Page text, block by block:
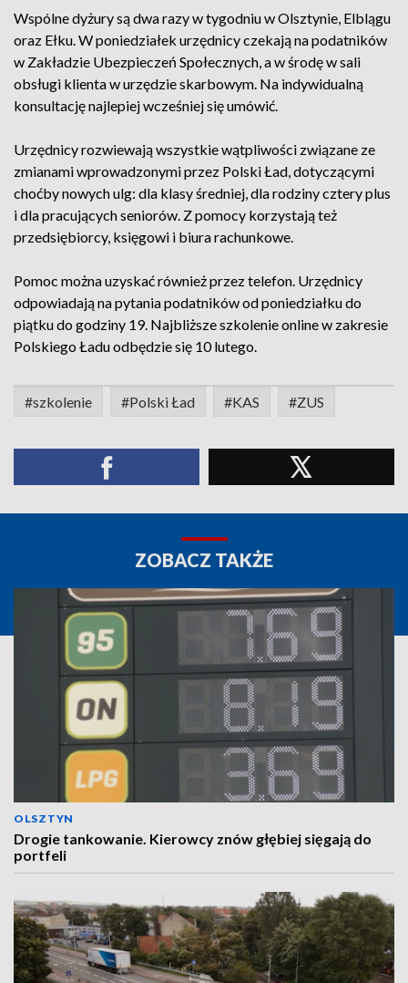
Wspólne dyżury są dwa razy w tygodniu w Olsztynie, Elblągu
oraz Ełku. W poniedziałek urzędnicy czekają na podatników
w Zakładzie Ubezpieczeń Społecznych, a w środę w sali
obsługi klienta w urzędzie skarbowym. Na indywidualną
konsultację najlepiej wcześniej się umówić.
Urzędnicy rozwiewają wszystkie wątpliwości związane ze
zmianami wprowadzonymi przez Polski Ład, dotyczącymi
choćby nowych ulg: dla klasy średniej, dla rodziny cztery plus
i dla pracujących seniorów. Z pomocy korzystają też
przedsiębiorcy, księgowi i biura rachunkowe.
Pomoc można uzyskać również przez telefon. Urzędnicy
odpowiadają na pytania podatników od poniedziałku do
piątku do godziny 19. Najbliższe szkolenie online w zakresie
Polskiego Ładu odbędzie się 10 lutego.
#szkolenie #Polski Ład #KAS #ZUS
ZOBACZ TAKŻE
OLSZTYN
Drogie tankowanie. Kierowcy znów głębiej sięgają do
portfeli